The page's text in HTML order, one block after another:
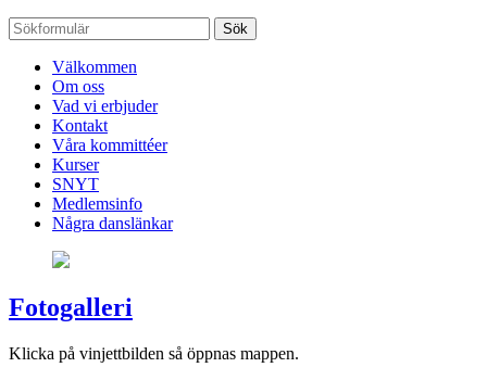
Sök
Välkommen
Om oss
Vad vi erbjuder
Kontakt
Våra kommittéer
Kurser
SNYT
Medlemsinfo
Några danslänkar
Fotogalleri
Klicka på vinjettbilden så öppnas mappen.